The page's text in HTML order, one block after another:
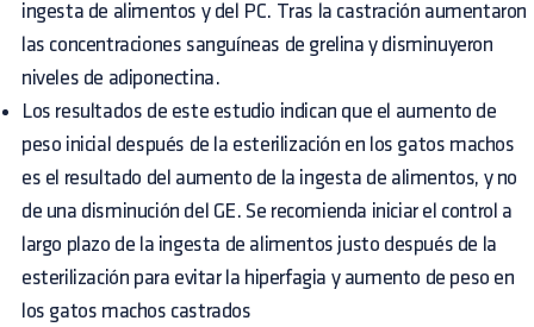
ingesta de alimentos y del PC. Tras la castración aumentaron
las concentraciones sanguíneas de grelina y disminuyeron
niveles de adiponectina.
Los resultados de este estudio indican que el aumento de
peso inicial después de la esterilización en los gatos machos
es el resultado del aumento de la ingesta de alimentos, y no
de una disminución del GE. Se recomienda iniciar el control a
largo plazo de la ingesta de alimentos justo después de la
esterilización para evitar la hiperfagia y aumento de peso en
los gatos machos castrados